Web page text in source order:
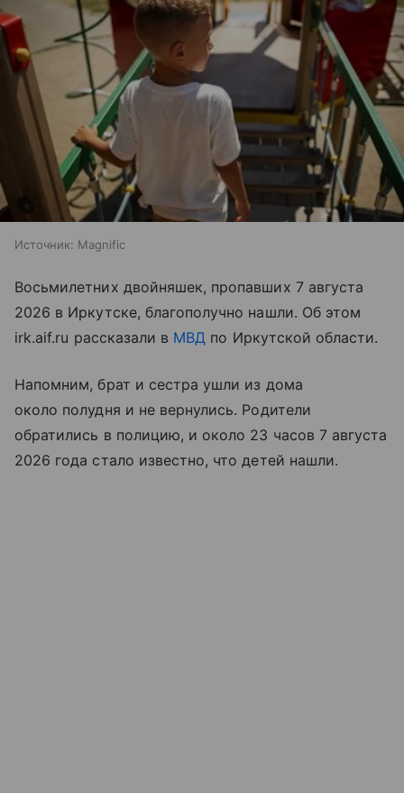
Источник: Magnific
Восьмилетних двойняшек, пропавших 7 августа
2026 в Иркутске, благополучно нашли. Об этом
irk.aif.ru рассказали в МВД по Иркутской области.
Напомним, брат и сестра ушли из дома
около полудня и не вернулись. Родители
обратились в полицию, и около 23 часов 7 августа
2026 года стало известно, что детей нашли.